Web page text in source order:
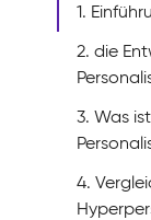
1.
2. die
3. Was
4.